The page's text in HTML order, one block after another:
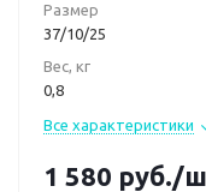
Размер
37/10/25
Вес, кг
0,8
Все характеристики
1 580 руб./